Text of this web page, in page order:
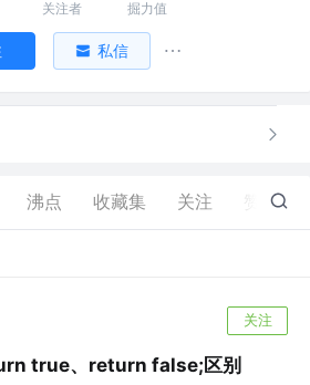
关注者 掘力值
私信
沸点 收藏集 关注 1
关注
true、return false;区别